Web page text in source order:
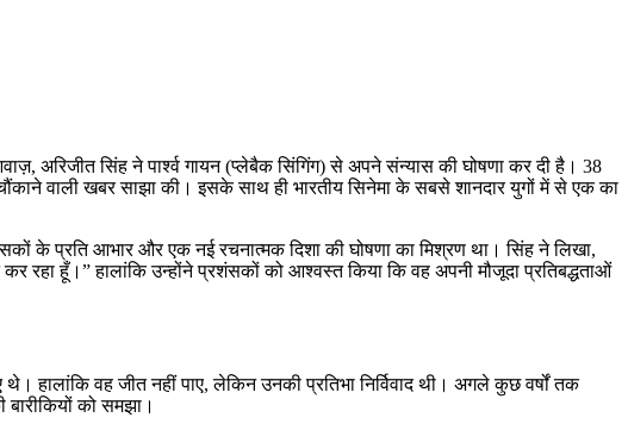
अरिजीत सिंह ने पार्श्व गायन (प्लेबैक सिंगिंग) से अपने संन्यास की घोषणा कर दी है। 38
वाली खबर साझा की। इसके साथ ही भारतीय सिनेमा के सबसे शानदार युगों में से एक का
के प्रति आभार और एक नई रचनात्मक दिशा की घोषणा का मिश्रण था। सिंह ने लिखा,
रहा हूँ।” हालांकि उन्होंने प्रशंसकों को आश्वस्त किया कि वह अपनी मौजूदा प्रतिबद्धताओं
हालांकि वह जीत नहीं पाए, लेकिन उनकी प्रतिभा निर्विवाद थी। अगले कुछ वर्षों तक
को समझा।